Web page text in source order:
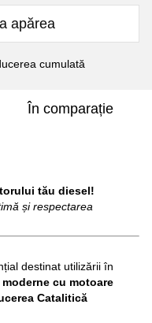
apărea
cumulată
În comparație
tău diesel!
și respectarea
destinat utilizării în
cu motoare
Catalitică